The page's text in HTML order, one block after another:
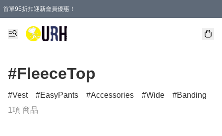
首單95折扣迎新會員優惠！
特選會員可享全單低至 95 折優惠！
單一訂單滿HKD600(澳門HKD800)包郵寄順豐送到家。
#FleeceTop
Vest EasyPants Accessories Wide Banding
1項 商品